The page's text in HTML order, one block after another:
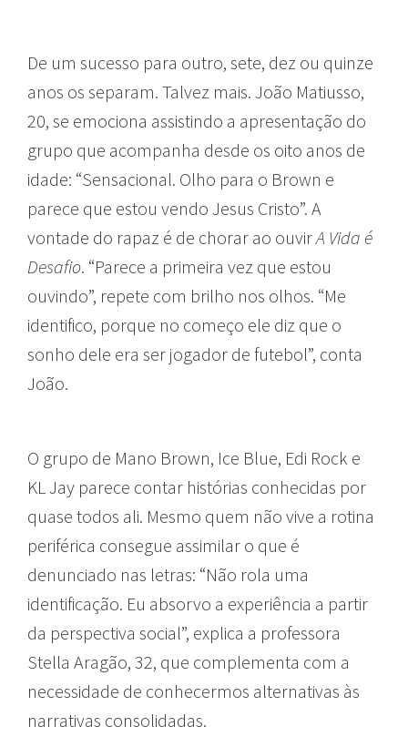
De um sucesso para outro, sete, dez ou quinze
anos os separam. Talvez mais. João Matiusso,
20, se emociona assistindo a apresentação do
grupo que acompanha desde os oito anos de
idade: “Sensacional. Olho para o Brown e
parece que estou vendo Jesus Cristo”. A
vontade do rapaz é de chorar ao ouvirA Vida é
Desafio. “Parece a primeira vez que estou
ouvindo”, repete com brilho nos olhos. “Me
identifico, porque no começo ele diz que o
sonho dele era ser jogador de futebol”, conta
João.
O grupo de Mano Brown, Ice Blue, Edi Rock e
KL Jay parece contar histórias conhecidas por
quase todos ali. Mesmo quem não vive a rotina
periférica consegue assimilar o que é
denunciado nas letras: “Não rola uma
identificação. Eu absorvo a experiência a partir
da perspectiva social”, explica a professora
Stella Aragão, 32, que complementa com a
necessidade de conhecermos alternativas às
narrativas consolidadas.